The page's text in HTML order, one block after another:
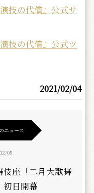
技の代償』公式サ
技の代償』公式ツ
2021/02/04
ニュース
05
伎座「二月大歌舞
初日開幕